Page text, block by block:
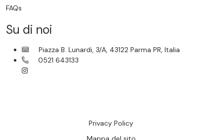
FAQs
Su di noi
Piazza B. Lunardi, 3/A, 43122 Parma PR, Italia
0521 643133
Privacy Policy